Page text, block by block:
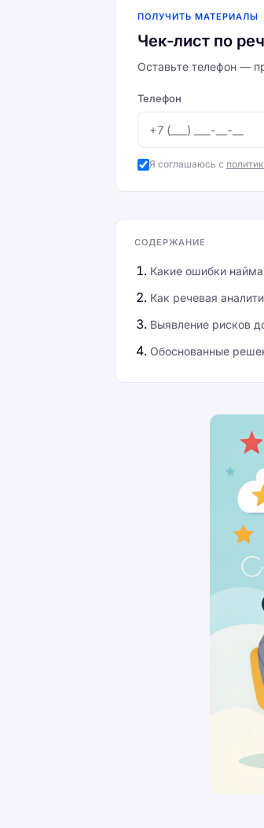
ПОЛУЧИТЬ МАТЕРИАЛЫ
Чек-лист по
Оставьте телефон —
Телефон
Я соглашаюсь с
СОДЕРЖАНИЕ
Какие ошибки
Как речевая
Выявление рисков
Обоснованные